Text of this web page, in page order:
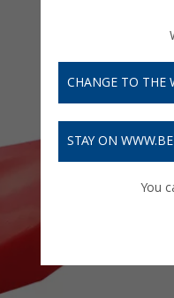
CHANGE TO THE
STAY ON
You